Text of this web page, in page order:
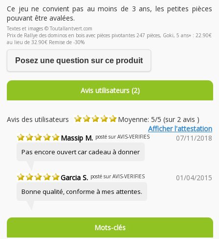
Ce jeu ne convient pas au moins de 3 ans, les petites pièces
pouvant être avalées.
Textes et images © Toutallantvert.com
Prix de Rallye des dominos en bois avec pièces pivotantes 247 pièces, Goki, 5 ans+ : 22.90€
au lieu de 32.90€ Remise de -30%
Posez une question sur ce produit
Avis utilisateurs (2)
Avis des utilisateurs
Moyenne: 5/5 (sur 2 avis )
Afficher l'attestation
Massip M. posté sur AVIS-VERIFIES 07/11/2018
Pas encore ouvert car cadeau à donner
Garcia S. posté sur AVIS-VERIFIES 01/04/2015
Bonne qualité, conforme à mes attentes.
Mots-clés